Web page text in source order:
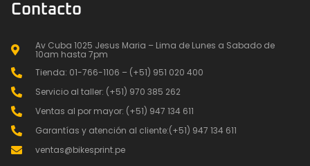
Contacto
Av Cuba 1025 Jesus Maria – Lima de Lunes a Sabado de
10am hasta 7pm
Tienda: 01-766-1106 – (+51) 951 020 400
Servicio al taller: (+51) 970 385 262
Ventas al por mayor: (+51) 947 134 611
Garantías y atención al cliente:(+51) 947 134 611
ventas@bikesprint.pe